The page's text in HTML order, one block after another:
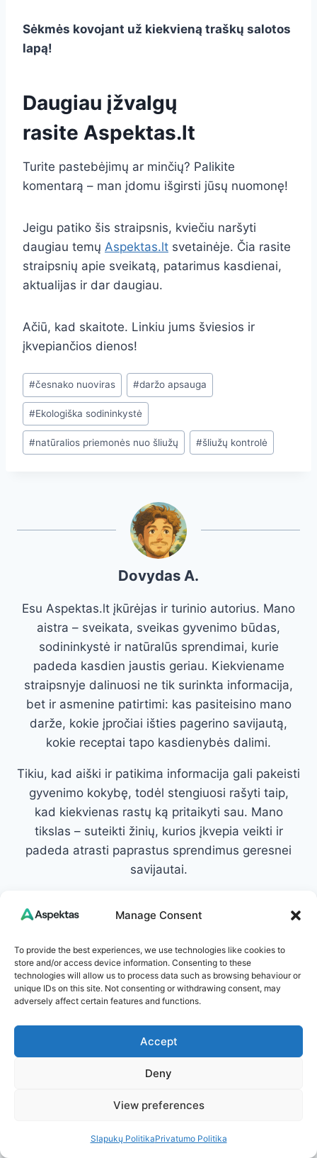
Manage Consent
To provide the best experiences, we use technologies like cookies to
store and/or access device information. Consenting to these
technologies will allow us to process data such as browsing behaviour or
unique IDs on this site. Not consenting or withdrawing consent, may
adversely affect certain features and functions.
Accept
Deny
View preferences
Slapukų PolitikaPrivatumo Politika
Sėkmės kovojant už kiekvieną traškų salotos
lapą!
Daugiau įžvalgų
rasite Aspektas.lt
Turite pastebėjimų ar minčių? Palikite
komentarą – man įdomu išgirsti jūsų nuomonę!
Jeigu patiko šis straipsnis, kviečiu naršyti
daugiau temų Aspektas.lt svetainėje. Čia rasite
straipsnių apie sveikatą, patarimus kasdienai,
aktualijas ir dar daugiau.
Ačiū, kad skaitote. Linkiu jums šviesios ir
įkvepiančios dienos!
Post
Tags:
#česnako nuoviras #daržo apsauga
#Ekologiška sodininkystė
#natūralios priemonės nuo šliužų #šliužų kontrolė
Dovydas A.
Esu Aspektas.lt įkūrėjas ir turinio autorius. Mano
aistra – sveikata, sveikas gyvenimo būdas,
sodininkystė ir natūralūs sprendimai, kurie
padeda kasdien jaustis geriau. Kiekviename
straipsnyje dalinuosi ne tik surinkta informacija,
bet ir asmenine patirtimi: kas pasiteisino mano
darže, kokie įpročiai išties pagerino savijautą,
kokie receptai tapo kasdienybės dalimi.
Tikiu, kad aiški ir patikima informacija gali pakeisti
gyvenimo kokybę, todėl stengiuosi rašyti taip,
kad kiekvienas rastų ką pritaikyti sau. Mano
tikslas – suteikti žinių, kurios įkvepia veikti ir
padeda atrasti paprastus sprendimus geresnei
savijautai.
Post
navigation
PREVIOUS
Purios varškės
spurgytės:
NEXT
pudingo skonio
pavergia kiekvieną